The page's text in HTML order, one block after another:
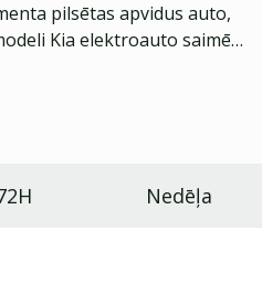
pilsētas apvidus auto,
Kia elektroauto saimē
Nedēļa